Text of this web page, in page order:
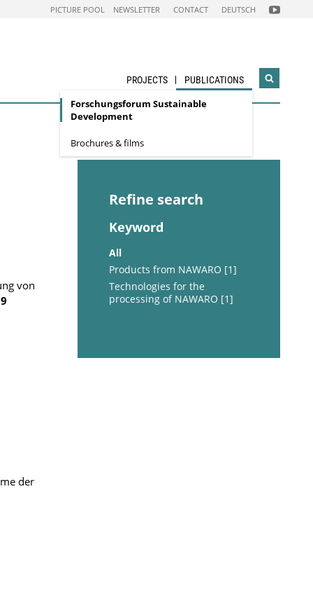
PICTURE POOL NEWSLETTER CONTACT DEUTSCH FOLGEN
SIE
PROJECTS PUBLICATIONS
Forschungsforum Sustainable
Development
Brochures & films
Open
von
der
Refine search
Keyword
All
Products from NAWARO [1]
Technologies for the
processing of NAWARO [1]